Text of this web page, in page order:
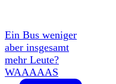
Ein Bus weniger
aber insgesamt
mehr Leute?
WAAAAAS